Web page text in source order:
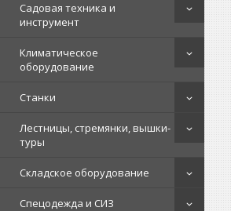
Садовая техника и
инструмент
Климатическое
оборудование
Станки
Лестницы, стремянки, вышки-
туры
Складское оборудование
Спецодежда и СИЗ